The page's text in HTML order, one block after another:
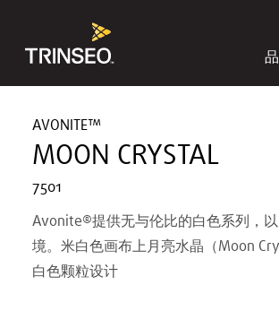
AVONITE™
MOON CRYSTAL
7501
Avonite®提供无与伦比的白色系列，
境。米白色画布上月亮水晶（Moon
白色颗粒设计